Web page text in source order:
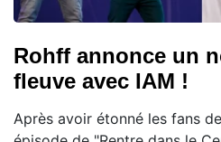
Rohff annonce un
fleuve avec IAM !
Après avoir étonné les fans